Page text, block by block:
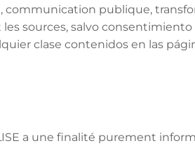
publique,
sources, salvo consentimiento
clase contenidos en las
a une finalité purement